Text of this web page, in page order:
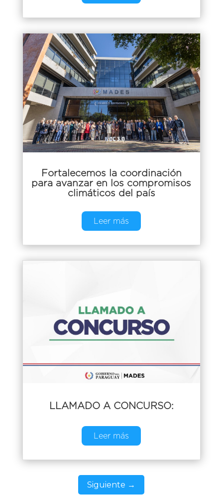
Fortalecemos la coordinación
para avanzar en los compromisos
climáticos del país
Leer más
LLAMADO A CONCURSO:
Leer más
Siguiente →